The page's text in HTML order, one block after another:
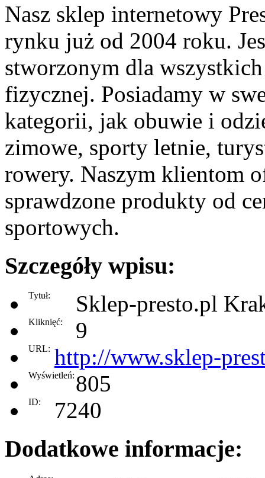
Nasz sklep internetowy
rynku już od 2004 roku.
stworzonym dla
fizycznej. Posiadamy w
kategorii, jak obuwie i
zimowe, sporty letnie,
rowery. Naszym klientom
sprawdzone produkty od
sportowych.
Szczegóły wpisu:
Tytuł: Sklep-presto.pl
Kliknięć: 9
URL: http://www.sklep-
Wyświetleń: 805
ID: 7240
Dodatkowe informacje: